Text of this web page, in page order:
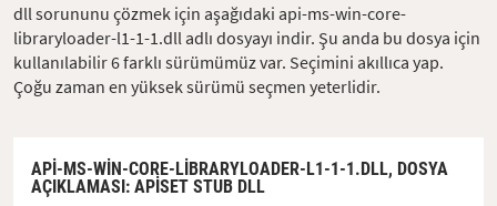
dll sorununu çözmek için aşağıdaki api-ms-win-core-
libraryloader-l1-1-1.dll adlı dosyayı indir. Şu anda bu dosya için
kullanılabilir 6 farklı sürümümüz var. Seçimini akıllıca yap.
Çoğu zaman en yüksek sürümü seçmen yeterlidir.
API-MS-WIN-CORE-LIBRARYLOADER-L1-1-1.DLL, DOSYA
AÇIKLAMASI: APISET STUB DLL